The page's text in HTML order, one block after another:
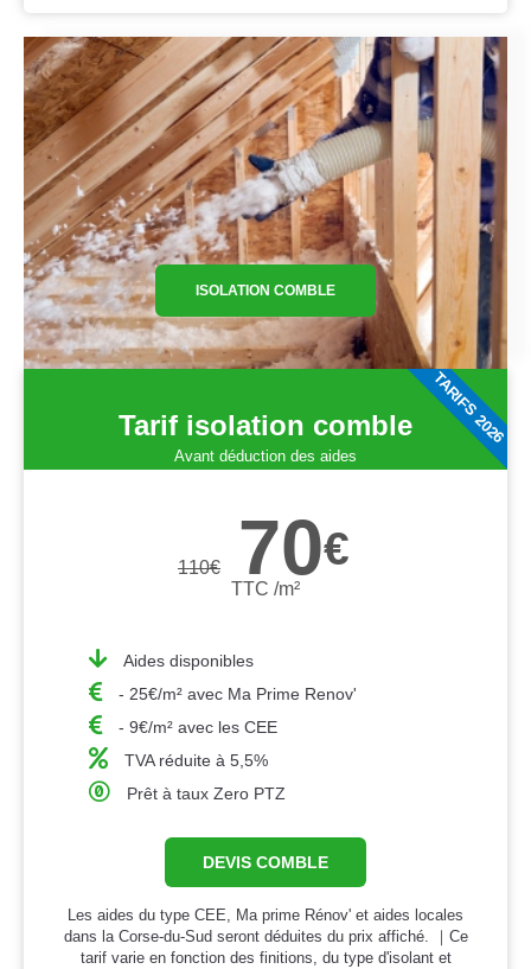
ISOLATION COMBLE
Tarif isolation comble
Avant déduction des aides
110€ 70€
TTC /m²
Aides disponibles
- 25€/m² avec Ma Prime Renov'
- 9€/m² avec les CEE
TVA réduite à 5,5%
Prêt à taux Zero PTZ
DEVIS COMBLE
Les aides du type CEE, Ma prime Rénov' et aides locales
dans la Corse-du-Sud seront déduites du prix affiché. ｜Ce
tarif varie en fonction des finitions, du type d'isolant et
TARIFS 2026